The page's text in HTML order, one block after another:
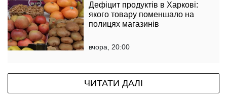
Дефіцит продуктів в Харкові:
якого товару поменшало на
полицях магазинів
вчора, 20:00
ЧИТАТИ ДАЛІ